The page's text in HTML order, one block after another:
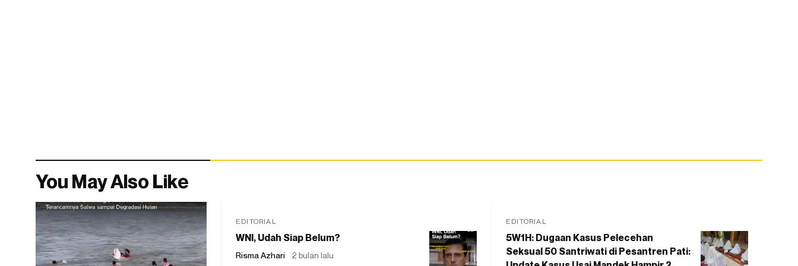
You May Also Like
EDITORIAL
WNI, Udah Siap Belum?
Risma Azhari 2 bulan lalu
EDITORIAL
5W1H: Dugaan Kasus Pelecehan
Seksual 50 Santriwati di Pesantren Pati: